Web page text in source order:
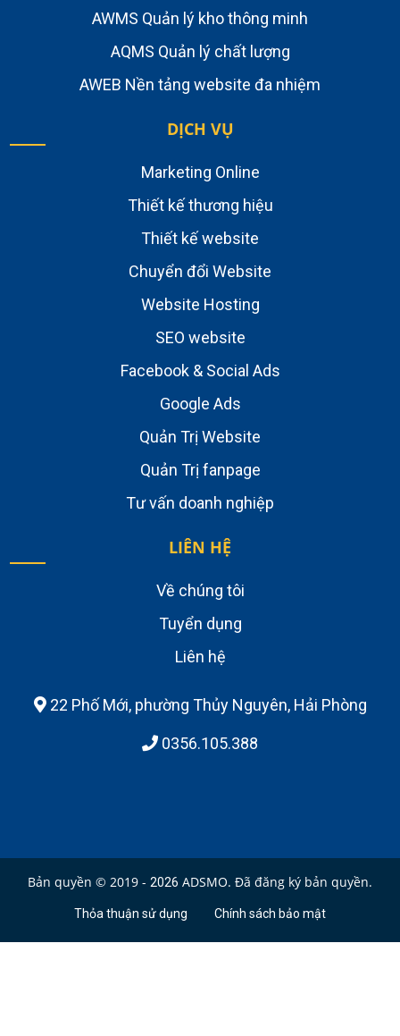
AWMS Quản lý kho thông minh
AQMS Quản lý chất lượng
AWEB Nền tảng website đa nhiệm
DỊCH VỤ
Marketing Online
Thiết kế thương hiệu
Thiết kế website
Chuyển đổi Website
Website Hosting
SEO website
Facebook & Social Ads
Google Ads
Quản Trị Website
Quản Trị fanpage
Tư vấn doanh nghiệp
LIÊN HỆ
Về chúng tôi
Tuyển dụng
Liên hệ
22 Phố Mới, phường Thủy Nguyên, Hải Phòng
0356.105.388
Bản quyền © 2019 - 2026 ADSMO. Đã đăng ký bản quyền.
Thỏa thuận sử dụng Chính sách bảo mật